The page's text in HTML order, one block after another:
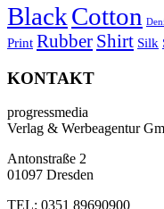
BlackCotton
Print Rubber Shirt Silk
KONTAKT
progressmedia
Verlag & Werbeagentur
Antonstraße 2
01097 Dresden
TEL: 0351 89690900